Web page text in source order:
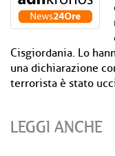
Cisgiordania. Lo
una dichiarazione
terrorista è stato
LEGGI ANCHE